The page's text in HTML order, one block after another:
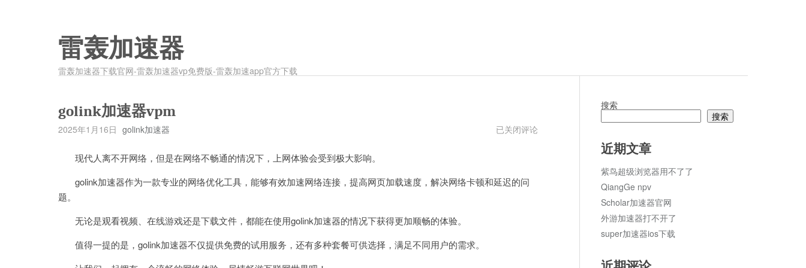
雷轰加速器
雷轰加速器下载官网-雷轰加速器vp免费版-雷轰加速app官方下载
golink加速器vpm
2025年1月16日 golink加速器
golink
已关闭评论
现代人离不开网络，但是在网络不畅通的情况下，上网体验会受到极大影响。
golink加速器作为一款专业的网络优化工具，能够有效加速网络连接，提高网页加载速度，解决网络卡顿和延迟的问
题。
无论是观看视频、在线游戏还是下载文件，都能在使用golink加速器的情况下获得更加顺畅的体验。
值得一提的是，golink加速器不仅提供免费的试用服务，还有多种套餐可供选择，满足不同用户的需求。
搜索
搜索
近期文章
紫鸟超级浏览器用不了了
QiangGe npv
Scholar加速器官网
外游加速器打不开了
super加速器ios下载